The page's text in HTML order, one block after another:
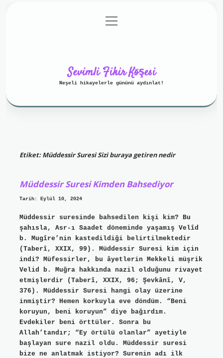
Gizlilik Politikası
menüyü
aç
Sevimli Fikir Köşesi
Neşeli hikayelerle gününü aydınlat!
Etiket:Müddessir Suresi Sizi buraya getiren nedir
Müddessir Suresi Kimden Bahsediyor
Tarih: Eylül 10, 2024
Müddessir suresinde bahsedilen kişi kim? Bu
şahısla, Asr-ı Saadet döneminde yaşamış Velîd
b. Mugîre’nin kastedildiği belirtilmektedir
(Taberî, XXIX, 99). Müddessir Suresi kim için
indi? Müfessirler, bu âyetlerin Mekkeli müşrik
Velid b. Muğra hakkında nazil olduğunu rivayet
etmişlerdir (Taberî, XXIX, 96; Şevkânî, V,
376). Müddessir Suresi hangi olay üzerine
inmiştir? Hemen korkuyla eve döndüm. “Beni
koruyun, beni koruyun” diye bağırdım.
Evdekiler beni örttüler. Sonra bu
Allah’tandır; “Ey örtülü olanlar” ayetiyle
başlayan sure nazil oldu. Müddessir suresi
bize ne anlatmak istiyor? Surenin adı ilk